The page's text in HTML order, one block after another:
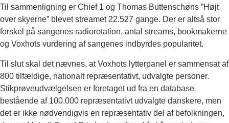
Til sammenligning er Chief 1 og Thomas Buttenschøns ”Højt
over skyerne” blevet streamet 22.527 gange. Der er altså stor
forskel på sangenes radiorotation, antal streams, bookmakerne
og Voxhots vurdering af sangenes indbyrdes popularitet.
Til slut skal det nævnes, at Voxhots lytterpanel er sammensat af
800 tilfældige, nationalt repræsentativt, udvalgte personer.
Stikprøveudvælgelsen er foretaget ud fra en database
bestående af 100.000 repræsentativt udvalgte danskere, men
det er ikke nødvendigvis en repræsentativ del af befolkningen,